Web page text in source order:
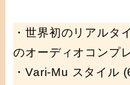
・世界初のリアルタ
のオーディオコンプ
・Vari-Mu スタイル